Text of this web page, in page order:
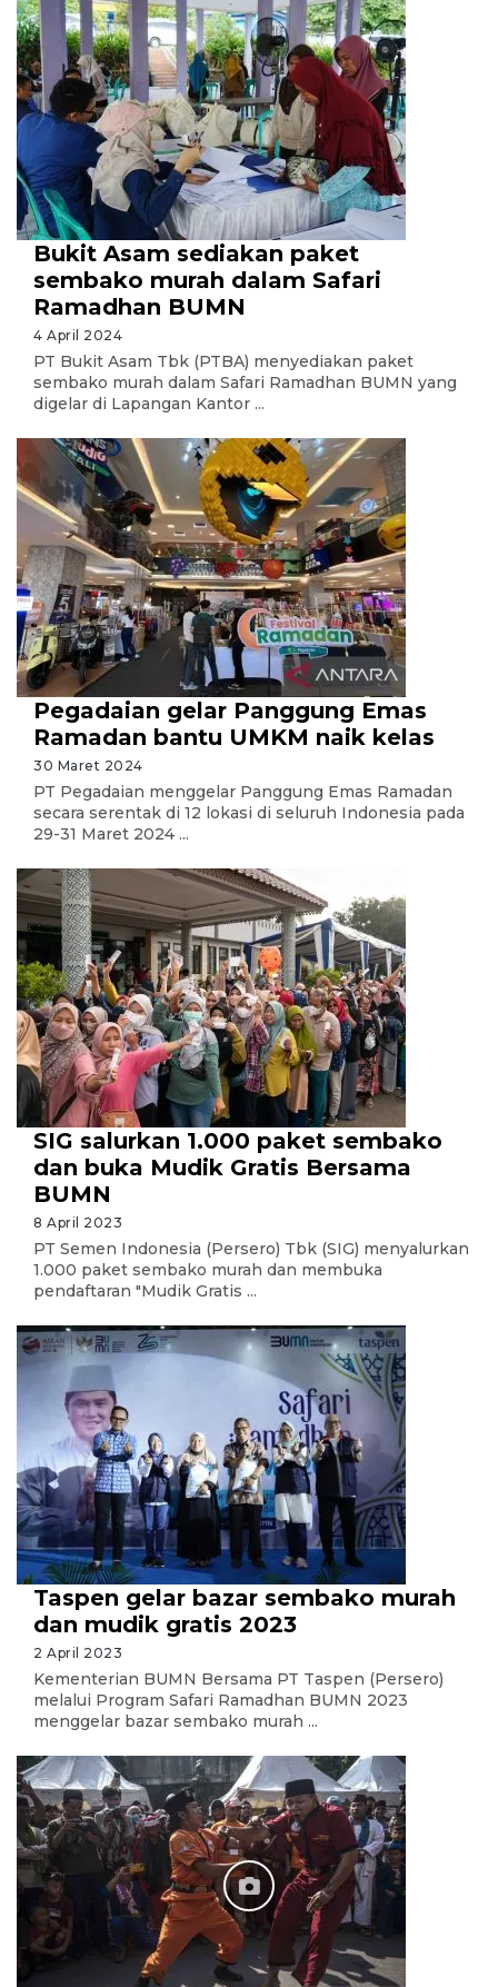
Bukit Asam sediakan paket
sembako murah dalam Safari
Ramadhan BUMN
4 April 2024
PT Bukit Asam Tbk (PTBA) menyediakan paket
sembako murah dalam Safari Ramadhan BUMN yang
digelar di Lapangan Kantor ...
Pegadaian gelar Panggung Emas
Ramadan bantu UMKM naik kelas
30 Maret 2024
PT Pegadaian menggelar Panggung Emas Ramadan
secara serentak di 12 lokasi di seluruh Indonesia pada
29-31 Maret 2024 ...
SIG salurkan 1.000 paket sembako
dan buka Mudik Gratis Bersama
BUMN
8 April 2023
PT Semen Indonesia (Persero) Tbk (SIG) menyalurkan
1.000 paket sembako murah dan membuka
pendaftaran "Mudik Gratis ...
Taspen gelar bazar sembako murah
dan mudik gratis 2023
2 April 2023
Kementerian BUMN Bersama PT Taspen (Persero)
melalui Program Safari Ramadhan BUMN 2023
menggelar bazar sembako murah ...